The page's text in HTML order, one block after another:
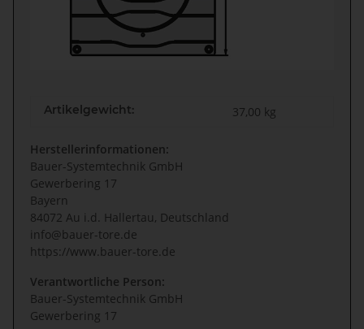
Artikelgewicht: 37,00 kg
Herstellerinformationen:
Bauer-Systemtechnik GmbH
Gewerbering 17
Bayern
84072 Au i.d. Hallertau, Deutschland
info@bauer-tore.de
https://www.bauer-tore.de
Verantwortliche Person:
Bauer-Systemtechnik GmbH
Gewerbering 17